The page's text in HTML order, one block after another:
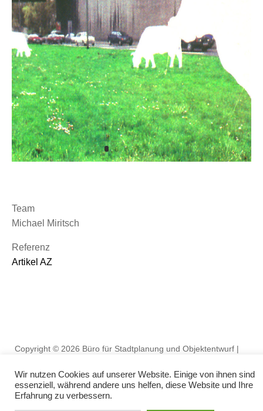
Team
Michael Miritsch
Referenz
Artikel AZ
Copyright © 2026 Büro für Stadtplanung und Objektentwurf |
mm@architekturpoint.de
Impressum |Datenschutz
Wir nutzen Cookies auf unserer Website. Einige von ihnen sind
essenziell, während andere uns helfen, diese Website und Ihre
Erfahrung zu verbessern.